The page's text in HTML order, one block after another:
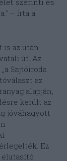
szerinti és
– írta a
is az után
út. Az
Sajtóiroda
az
alapján,
került az
jóváhagyott
–
Ez
elutasító